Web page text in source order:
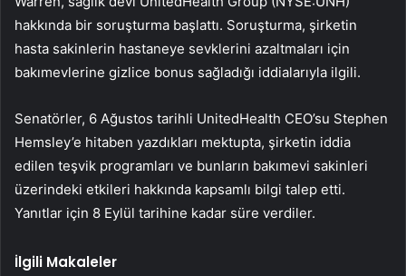
hakkında bir soruşturma başlattı. Soruşturma, şirketin
hasta sakinlerin hastaneye sevklerini azaltmaları için
bakımevlerine gizlice bonus sağladığı iddialarıyla ilgili.
Senatörler, 6 Ağustos tarihli UnitedHealth CEO’su Stephen
Hemsley’e hitaben yazdıkları mektupta, şirketin iddia
edilen teşvik programları ve bunların bakımevi sakinleri
üzerindeki etkileri hakkında kapsamlı bilgi talep etti.
Yanıtlar için 8 Eylül tarihine kadar süre verdiler.
İlgili Makaleler